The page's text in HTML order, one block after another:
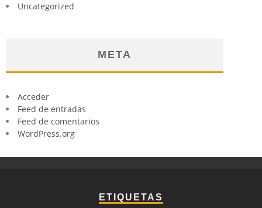
Uncategorized
META
Acceder
Feed de entradas
Feed de comentarios
WordPress.org
ETIQUETAS